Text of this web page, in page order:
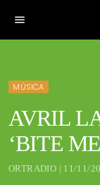
menu
MÚSICA
AVRIL
‘BITE
ORTRADIO | 11/11/